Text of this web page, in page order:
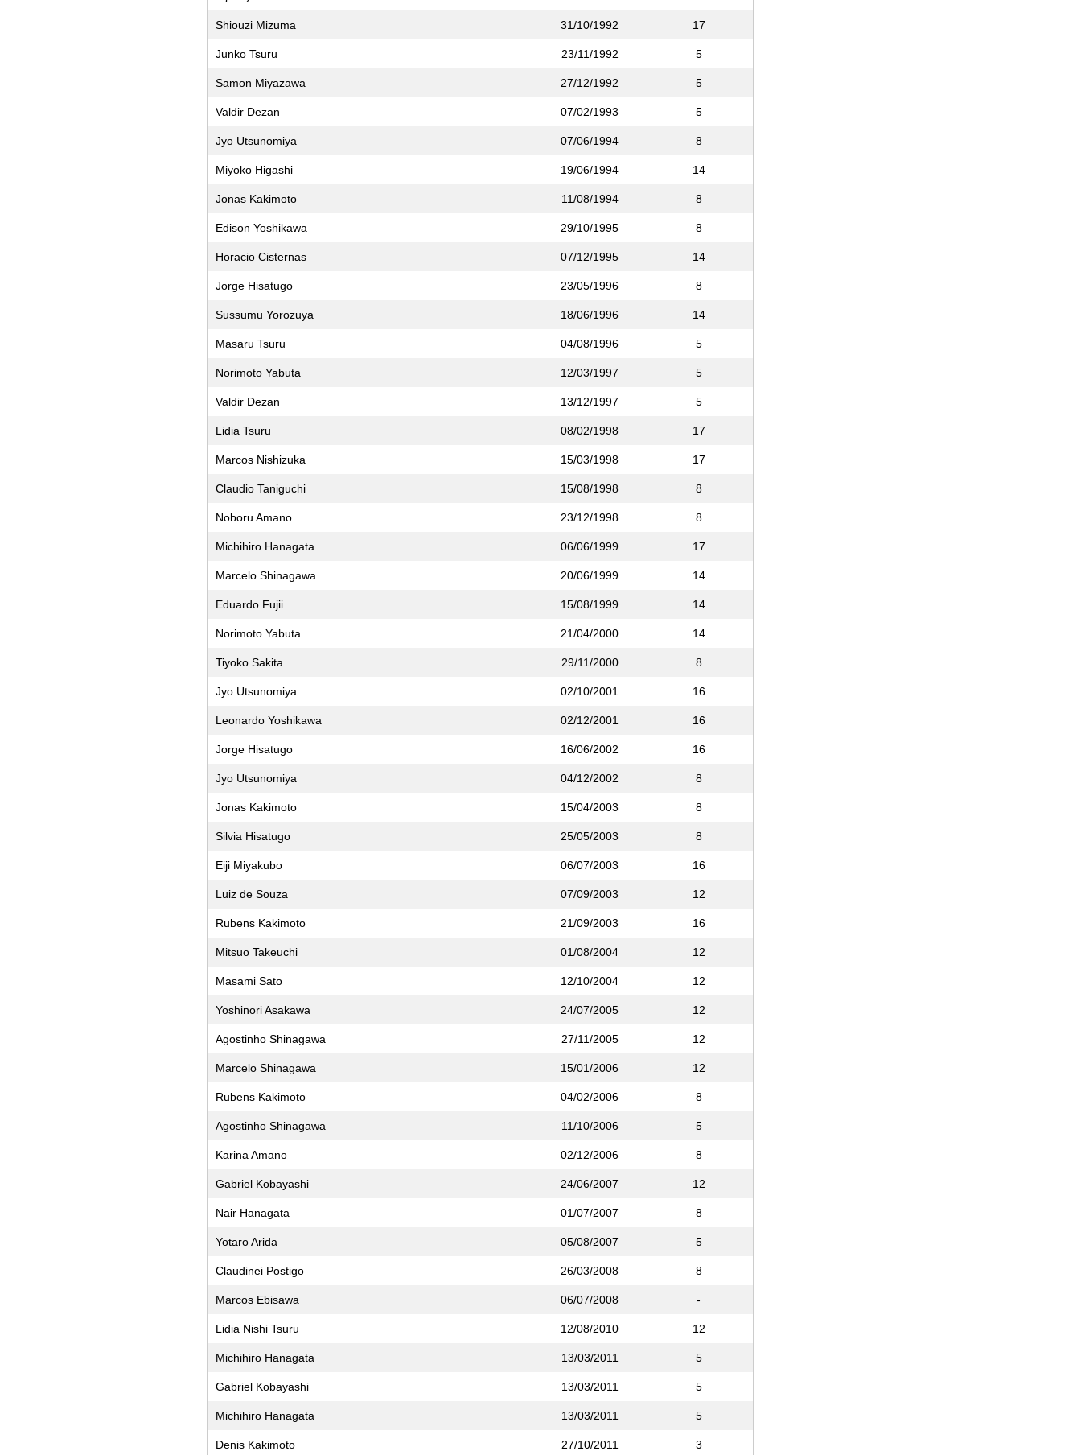
Shiouzi Mizuma 31/10/1992 17
Junko Tsuru 23/11/1992 5
Samon Miyazawa 27/12/1992 5
Valdir Dezan 07/02/1993 5
Jyo Utsunomiya 07/06/1994 8
Miyoko Higashi 19/06/1994 14
Jonas Kakimoto 11/08/1994 8
Edison Yoshikawa 29/10/1995 8
Horacio Cisternas 07/12/1995 14
Jorge Hisatugo 23/05/1996 8
Sussumu Yorozuya 18/06/1996 14
Masaru Tsuru 04/08/1996 5
Norimoto Yabuta 12/03/1997 5
Valdir Dezan 13/12/1997 5
Lidia Tsuru 08/02/1998 17
Marcos Nishizuka 15/03/1998 17
Claudio Taniguchi 15/08/1998 8
Noboru Amano 23/12/1998 8
Michihiro Hanagata 06/06/1999 17
Marcelo Shinagawa 20/06/1999 14
Eduardo Fujii 15/08/1999 14
Norimoto Yabuta 21/04/2000 14
Tiyoko Sakita 29/11/2000 8
Jyo Utsunomiya 02/10/2001 16
Leonardo Yoshikawa 02/12/2001 16
Jorge Hisatugo 16/06/2002 16
Jyo Utsunomiya 04/12/2002 8
Jonas Kakimoto 15/04/2003 8
Silvia Hisatugo 25/05/2003 8
Eiji Miyakubo 06/07/2003 16
Luiz de Souza 07/09/2003 12
Rubens Kakimoto 21/09/2003 16
Mitsuo Takeuchi 01/08/2004 12
Masami Sato 12/10/2004 12
Yoshinori Asakawa 24/07/2005 12
Agostinho Shinagawa 27/11/2005 12
Marcelo Shinagawa 15/01/2006 12
Rubens Kakimoto 04/02/2006 8
Agostinho Shinagawa 11/10/2006 5
Karina Amano 02/12/2006 8
Gabriel Kobayashi 24/06/2007 12
Nair Hanagata 01/07/2007 8
Yotaro Arida 05/08/2007 5
Claudinei Postigo 26/03/2008 8
Marcos Ebisawa 06/07/2008 -
Lidia Nishi Tsuru 12/08/2010 12
Michihiro Hanagata 13/03/2011 5
Gabriel Kobayashi 13/03/2011 5
Michihiro Hanagata 13/03/2011 5
Denis Kakimoto 27/10/2011 3